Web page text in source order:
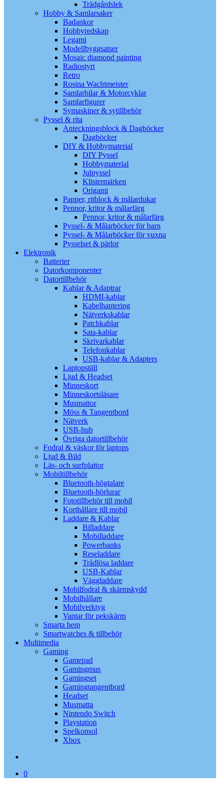
Trädgårdslek
Hobby & Samlarsaker
Badankor
Hobbyredskap
Legami
Modellbyggsatser
Mosaic diamond painting
Radiostyrt
Retro
Rosina Wachtmeister
Samlarbilar & Motorcyklar
Samlarfigurer
Symaskiner & sytillbehör
Pyssel & rita
Anteckningsblock & Dagböcker
Dagböcker
DIY & Hobbymaterial
DIY Pyssel
Hobbymaterial
Julpyssel
Klistermärken
Origami
Papper, ritblock & målardukar
Pennor, kritor & målarfärg
Pennor, kritor & målarfärg
Pyssel- & Målarböcker för barn
Pyssel- & Målarböcker för vuxna
Pysselset & pärlor
Elektronik
Batterier
Datorkomponenter
Datortillbehör
Kablar & Adaptrar
HDMI-kablar
Kabelhantering
Nätverkskablar
Patchkablar
Sata-kablar
Skrivarkablar
Telefonkablar
USB-kablar & Adapters
Laptopställ
Ljud & Headset
Minneskort
Minneskortsläsare
Musmattor
Möss & Tangentbord
Nätverk
USB-hub
Övriga datortillbehör
Fodral & väskor för laptops
Ljud & Bild
Läs- och surfplattor
Mobiltillbehör
Bluetooth-högtalare
Bluetooth-hörlurar
Fototillbehör till mobil
Korthållare till mobil
Laddare & Kablar
Billaddare
Mobilladdare
Powerbanks
Reseladdare
Trådlösa laddare
USB-Kablar
Väggladdare
Mobilfodral & skärmskydd
Mobilhållare
Mobilverktyg
Vantar för pekskärm
Smarta hem
Smartwatches & tillbehör
Multimedia
Gaming
Gamepad
Gamingmus
Gamingset
Gamingtangentbord
Headset
Musmatta
Nintendo Switch
Playstation
Spelkonsol
Xbox
0